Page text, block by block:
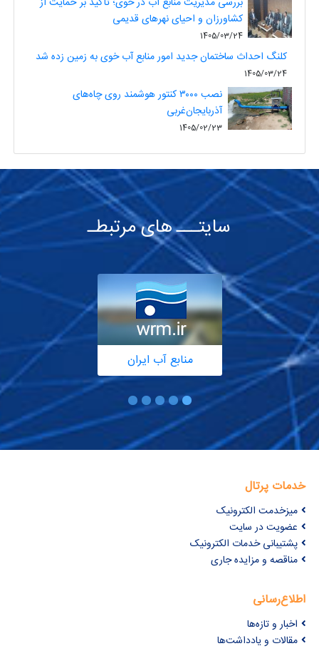
کشاورزان و احیای نهرهای قدیمی
1405/03/24
کلنگ احداث ساختمان جدید امور منابع آب خوی به زمین زده شد
1405/03/24
نصب ۳۰۰۰ کنتور هوشمند روی چاه‌های
آذربایجان‌غربی
1405/02/23
سایتـــ های مرتبطـ
منابع آب ایران
خدمات پرتال
میزخدمت الکترونیک
عضویت در سایت
پشتیبانی خدمات الکترونیک
مناقصه و مزایده جاری
اطلاع‌رسانی
اخبار و تازه‌ها
مقالات و یادداشت‌ها